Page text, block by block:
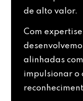
de alto valor.
Com
alinhadas
impulsionar o